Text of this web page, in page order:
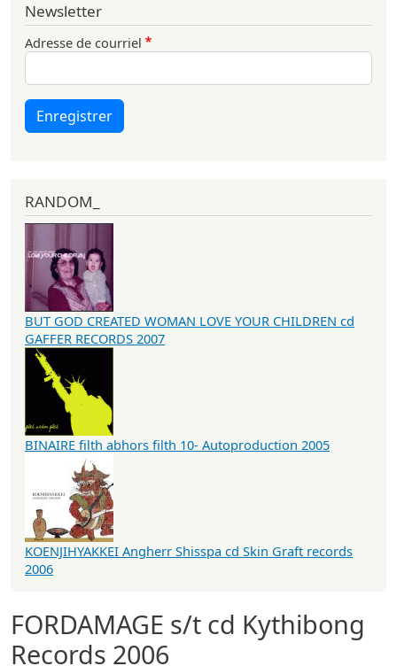
FORDAMAGE s/t cd Kythibong
Records 2006
Newsletter
Adresse de courriel
Enregistrer
RANDOM_
BUT GOD CREATED WOMAN LOVE YOUR CHILDREN cd
GAFFER RECORDS 2007
BINAIRE filth abhors filth 10- Autoproduction 2005
KOENJIHYAKKEI Angherr Shisspa cd Skin Graft records
2006